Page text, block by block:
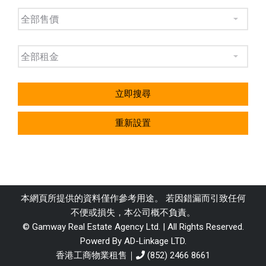
立即搜尋
重新設置
本網頁所提供的資料僅作參考用途。 若因錯漏而引致任何
不便或損失，本公司概不負責。
© Gamway Real Estate Agency Ltd. | All Rights Reserved.
Powerd By AD-Linkage LTD.
香港工商物業租售｜
(852) 2466 8661